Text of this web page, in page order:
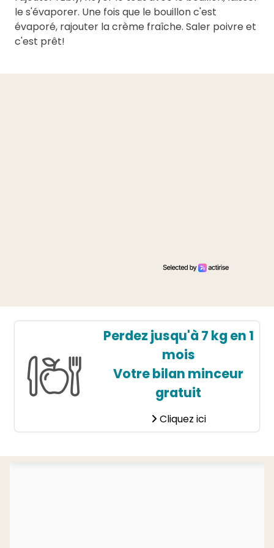
le s'évaporer. Une fois que le bouillon c'est
évaporé, rajouter la crème fraîche. Saler poivre et
c'est prêt!
Perdez jusqu'à 7 kg en 1
mois
Votre bilan minceur
gratuit
Cliquez ici